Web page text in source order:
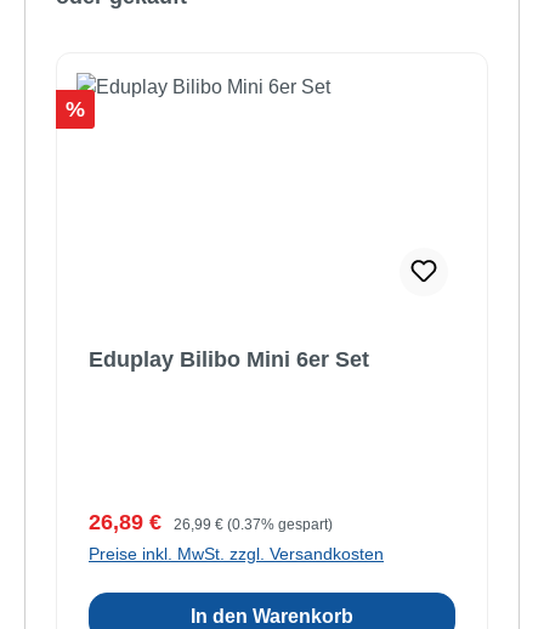
Rabatt
%
Eduplay Bilibo Mini 6er Set
Verkaufspreis:
26,89 € Regulärer Preis:
26,99 € (0.37% gespart)
Preise inkl. MwSt. zzgl. Versandkosten
In den Warenkorb